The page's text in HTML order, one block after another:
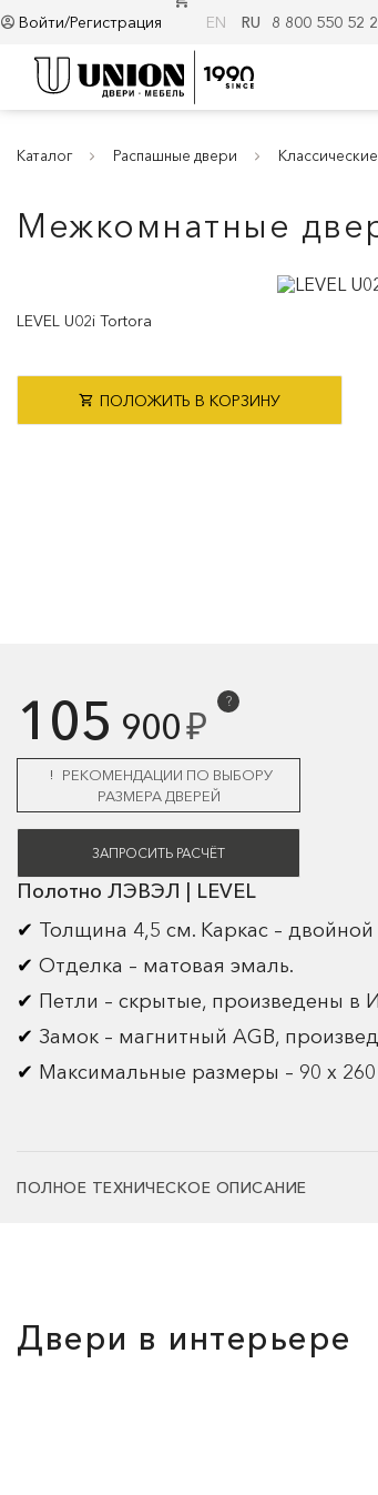
Войти/Регистрация EN RU 8 800 550 52
Каталог Распашные двери
Межкомнатные
LEVEL U02i Tortora
ПОЛОЖИТЬ В КОРЗИНУ
105 900₽
?
РЕКОМЕНДАЦИИ ПО ВЫБОРУ
РАЗМЕРА ДВЕРЕЙ
ЗАПРОСИТЬ РАСЧЁТ
Полотно ЛЭВЭЛ | LEVEL
Толщина 4,5 см. Каркас – двойной
Отделка – матовая эмаль.
Петли – скрытые, произведены в
Замок – магнитный AGB,
Максимальные размеры – 90 х
ПОЛНОЕ ТЕХНИЧЕСКОЕ ОПИСАНИЕ
Двери в интерьере